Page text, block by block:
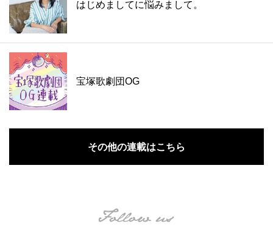
はじめましてに悩みまして。
宝塚歌劇団OG
その他の連載はこちら